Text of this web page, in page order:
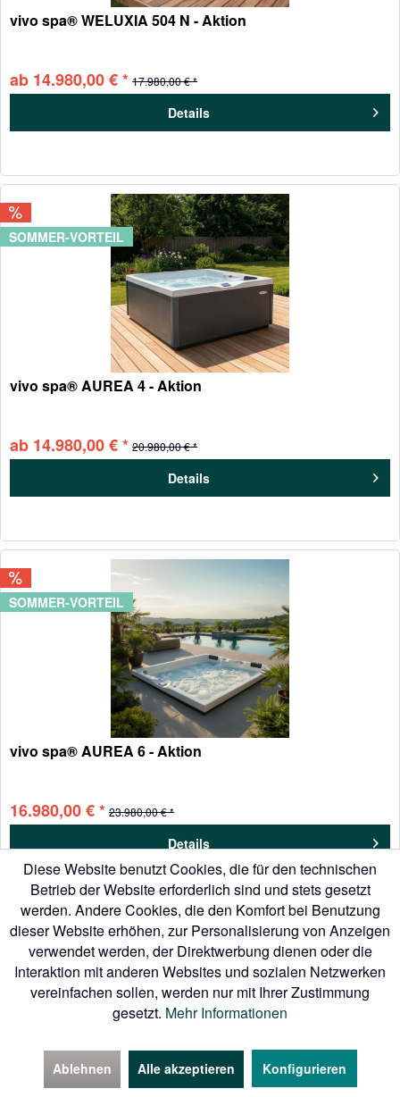
vivo spa® WELUXIA 504 N - Aktion
ab 14.980,00 € * 17.980,00 € *
Details
SOMMER-VORTEIL
vivo spa® AUREA 4 - Aktion
ab 14.980,00 € * 20.980,00 € *
Details
SOMMER-VORTEIL
vivo spa® AUREA 6 - Aktion
16.980,00 € * 23.980,00 € *
Details
In der Nähe Aktionen
Diese Website benutzt Cookies, die für den technischen
Betrieb der Website erforderlich sind und stets gesetzt
werden. Andere Cookies, die den Komfort bei Benutzung
dieser Website erhöhen, zur Personalisierung von Anzeigen
verwendet werden, der Direktwerbung dienen oder die
Interaktion mit anderen Websites und sozialen Netzwerken
vereinfachen sollen, werden nur mit Ihrer Zustimmung
gesetzt. Mehr Informationen
Ablehnen Alle akzeptieren Konfigurieren